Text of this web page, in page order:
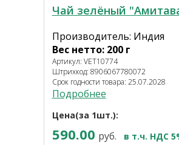
Чай зелёный
Производитель: Индия
Вес нетто: 200 г
Артикул: VET10774
Штрихкод: 8906067780072
Срок годности товара: 25.07.2028
Подробнее
Цена(за 1шт.):
590.00 руб. в т.ч. НДС